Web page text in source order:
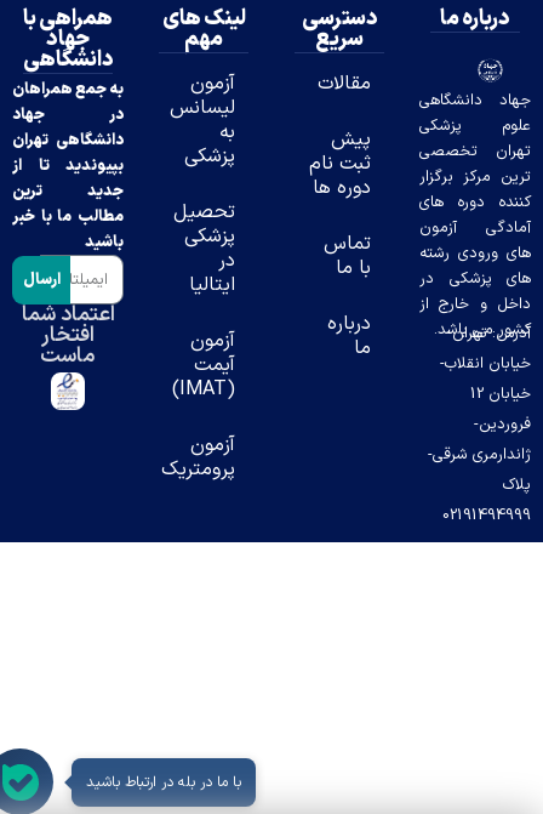
درباره ما
دانشگاهی
پزشکی
تخصصی
مرکز برگزار
دوره های
آزمون
ورودی رشته
پزشکی در
و خارج از
می باشد.
تهران-
انقلاب-
خیابان 12
شرقی-
با ما در بله در ارتباط باشید
دسترسی
سریع
مقالات
پیش
ثبت نام
دوره ها
تماس
با ما
درباره
لینک های
مهم
آزمون
لیسانس
پزشکی
تحصیل
پزشکی
ایتالیا
آزمون
آیمت
آزمون
پرومتریک
همراهی با
جهاد
دانشگاهی
به جمع همراهان
در جهاد
دانشگاهی تهران
بپیوندید تا از
جدید ترین
مطالب ما با خبر
باشید
ارسال
اعتماد شما
افتخار
ماست